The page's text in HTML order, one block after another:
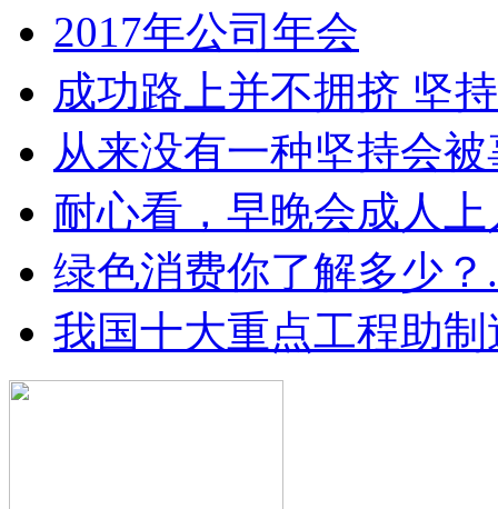
2017年公司年会
成功路上并不拥挤 坚
从来没有一种坚持会被
耐心看，早晚会成人上
绿色消费你了解多少？
我国十大重点工程助